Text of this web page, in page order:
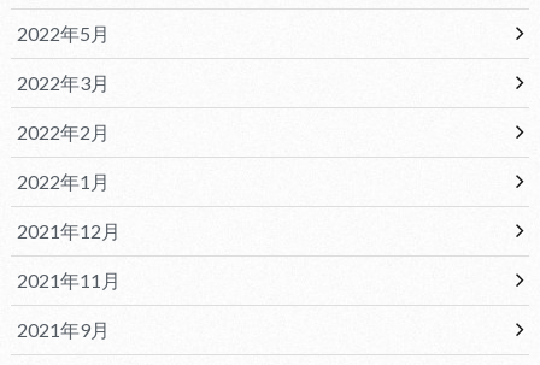
2022年5月
2022年3月
2022年2月
2022年1月
2021年12月
2021年11月
2021年9月